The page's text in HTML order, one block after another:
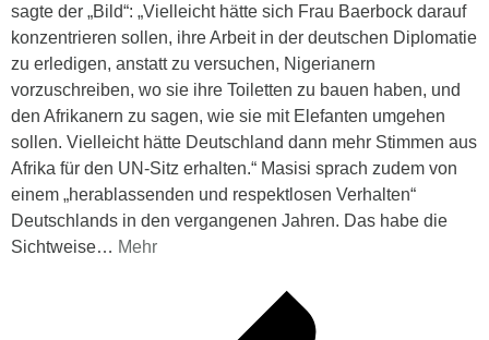
sagte der „Bild“: „Vielleicht hätte sich Frau Baerbock darauf
konzentrieren sollen, ihre Arbeit in der deutschen Diplomatie
zu erledigen, anstatt zu versuchen, Nigerianern
vorzuschreiben, wo sie ihre Toiletten zu bauen haben, und
den Afrikanern zu sagen, wie sie mit Elefanten umgehen
sollen. Vielleicht hätte Deutschland dann mehr Stimmen aus
Afrika für den UN-Sitz erhalten.“ Masisi sprach zudem von
einem „herablassenden und respektlosen Verhalten“
Deutschlands in den vergangenen Jahren. Das habe die
Sichtweise… Mehr